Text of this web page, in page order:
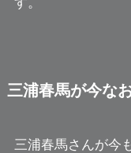
す。
三浦春馬が今な
三浦春馬さんが今